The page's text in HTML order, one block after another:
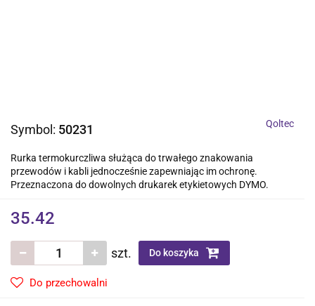
Symbol: 50231 Qoltec
Rurka termokurczliwa służąca do trwałego znakowania
przewodów i kabli jednocześnie zapewniając im ochronę.
Przeznaczona do dowolnych drukarek etykietowych DYMO.
35.42
szt. Do koszyka
Do przechowalni